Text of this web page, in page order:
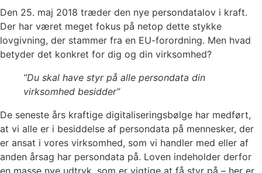
Den 25. maj 2018 træder den nye persondatalov i kraft.
Der har været meget fokus på netop dette stykke
lovgivning, der stammer fra en EU-forordning. Men hvad
betyder det konkret for dig og din virksomhed?
”Du skal have styr på alle persondata din
virksomhed besidder”
De seneste års kraftige digitaliseringsbølge har medført,
at vi alle er i besiddelse af persondata på mennesker, der
er ansat i vores virksomhed, som vi handler med eller af
anden årsag har persondata på. Loven indeholder derfor
en masse nye udtryk, som er vigtige at få styr på – her er